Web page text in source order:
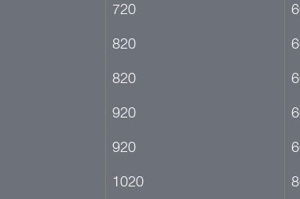
720
820
820
920
920
1020